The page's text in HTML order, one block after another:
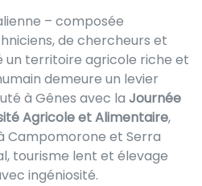
– composée
de chercheurs et
un territoire agricole riche et
demeure un levier
à Gênes avec la Journée
Agricole et Alimentaire,
Campomorone et Serra
tourisme lent et élevage
ingéniosité.